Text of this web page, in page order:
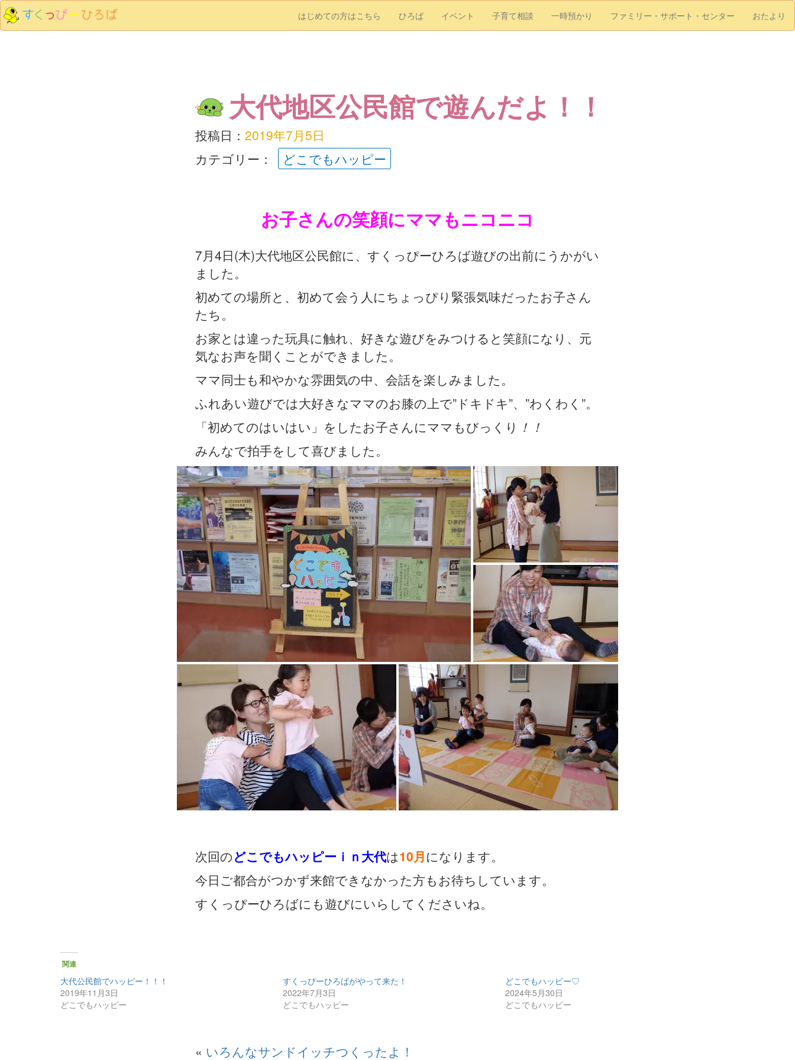
はじめての方はこちら ひろば イベント 子育て相談 一時預かり ファミリー・サポート・センター おたより
大代地区公民館で遊んだよ！！
投稿日： 2019年7月5日
カテゴリー：
どこでもハッピー
お子さんの笑顔にママもニコニコ
7月4日(木)大代地区公民館に、すくっぴーひろば遊びの出前にうかがい
ました。
初めての場所と、初めて会う人にちょっぴり緊張気味だったお子さん
たち。
お家とは違った玩具に触れ、好きな遊びをみつけると笑顔になり、元
気なお声を聞くことができました。
ママ同士も和やかな雰囲気の中、会話を楽しみました。
ふれあい遊びでは大好きなママのお膝の上で”ドキドキ”、”わくわく”。
「初めてのはいはい」をしたお子さんにママもびっくり ！！
みんなで拍手をして喜びました。
次回のどこでもハッピーｉｎ大代は10月になります。
今日ご都合がつかず来館できなかった方もお待ちしています。
すくっぴーひろばにも遊びにいらしてくださいね。
関連
大代公民館でハッピー！！！
2019年11月3日
どこでもハッピー
すくっぴーひろばがやって来た！
2022年7月3日
どこでもハッピー
どこでもハッピー♡
2024年5月30日
どこでもハッピー
« いろんなサンドイッチつくったよ！